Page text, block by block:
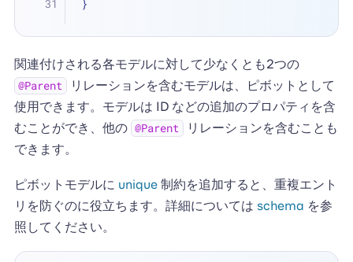
}
関連付けされる各モデルに対して少なくとも2つの
@Parent
リレーションを含むモデルは、ピボットとして
使用できます。モデルは ID などの追加のプロパティを含
むことができ、他の @Parent
リレーションを含むことも
できます。
ピボットモデルに unique制約を追加すると、重複エント
リを防ぐのに役立ちます。詳細については schema を参
照してください。